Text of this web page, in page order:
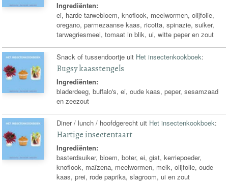
Ingrediënten:
ei, harde tarwebloem, knoflook, meelwormen, olijfolie,
oregano, parmezaanse kaas, ricotta, spinazie, suiker,
tarwegriesmeel, tomaat in blik, ui, witte peper en zout
Snack of tussendoortje uit Het insectenkookboek:
Bugsy kaasstengels
Ingrediënten:
bladerdeeg, buffalo's, ei, oude kaas, peper, sesamzaad
en zeezout
Diner / lunch / hoofdgerecht uit Het insectenkookboek:
Hartige insectentaart
Ingrediënten:
basterdsuiker, bloem, boter, ei, gist, kerriepoeder,
knoflook, maïzena, meelwormen, melk, olijfolie, oude
kaas, prei, rode paprika, slagroom, ui en zout